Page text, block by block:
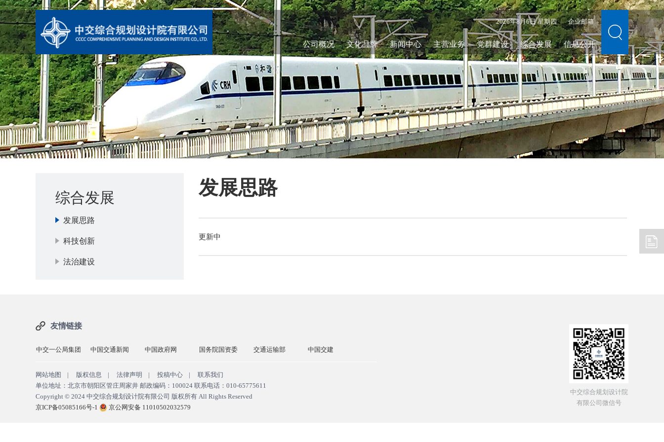
2026年8月6日 星期四 企业邮箱
公司概况 文化品牌 新闻中心 主营业务 党群建设 综合发展 信息公开
综合发展
发展思路
科技创新
法治建设
发展思路
更新中
友情链接
中交一公局集团 中国交通新闻 中国政府网 国务院国资委 交通运输部 中国交建 交通运输部
网站地图 | 版权信息 | 法律声明 | 投稿中心 |
联系我们
单位地址：北京市朝阳区管庄周家井 邮政编码：100024 联系电话：010-65775611
Copyright © 2024 中交综合规划设计院有限公司 版权所有 All Rights Reserved
京ICP备05085166号-1
京公网安备 11010502032579
中交综合规划设计院
有限公司微信号